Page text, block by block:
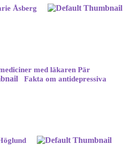
Åsberg
med läkaren Pär
Fakta om antidepressiva